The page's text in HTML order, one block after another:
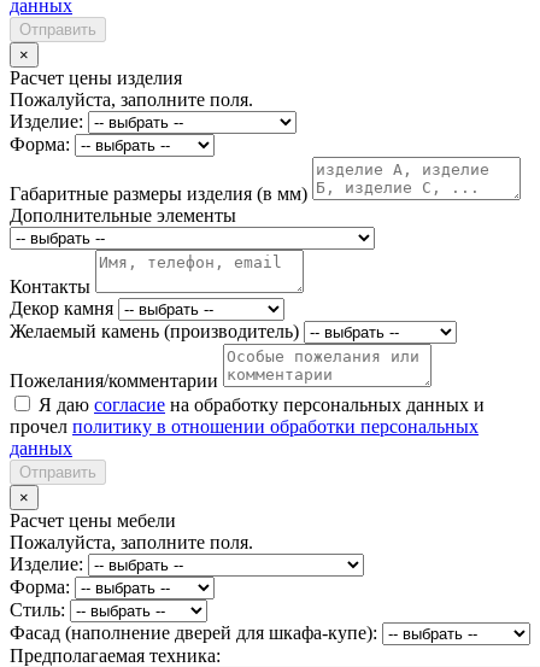
данных
Отправить
×
Расчет цены изделия
Пожалуйста, заполните поля.
Изделие:
Форма:
Габаритные размеры изделия (в мм)
Дополнительные элементы
Контакты
Декор камня
Желаемый камень (производитель)
Пожелания/комментарии
Я даю согласие на обработку персональных данных и
прочел политику в отношении обработки персональных
данных
Отправить
×
Расчет цены мебели
Пожалуйста, заполните поля.
Изделие:
Форма:
Стиль:
Фасад (наполнение дверей для шкафа-купе):
Предполагаемая техника: